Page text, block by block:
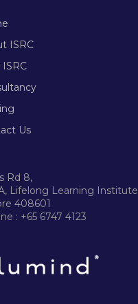
ISRC
Us
Rd 8,
Lifelong Learning Institute
408601
: +65 6747 4123